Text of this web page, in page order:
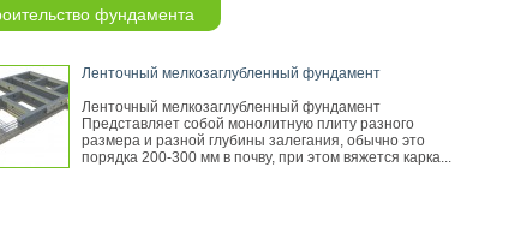
фундамента
Ленточный мелкозаглубленный фундамент
Ленточный мелкозаглубленный фундамент
Представляет собой монолитную плиту разного
размера и разной глубины залегания, обычно это
порядка 200-300 мм в почву, при этом вяжется карка...